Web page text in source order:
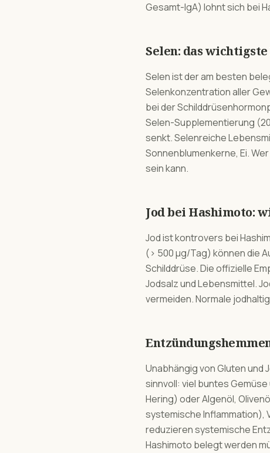
Gesamt-IgA) lohnt sich bei
Selen: das
Selen ist der am besten
Selenkonzentration aller
bei der
Selen-Supplementierung
senkt. Selenreiche
Sonnenblumenkerne, Ei.
sein kann.
Jod bei Hashimoto:
Jod ist kontrovers bei
(> 500 µg/Tag) können die
Schilddrüse. Die offizielle
Jodsalz und Lebensmittel.
vermeiden. Normale
Unabhängig von Gluten
sinnvoll: viel buntes
Hering) oder Algenöl,
systemische Inflammation),
reduzieren systemische
Hashimoto belegt werden